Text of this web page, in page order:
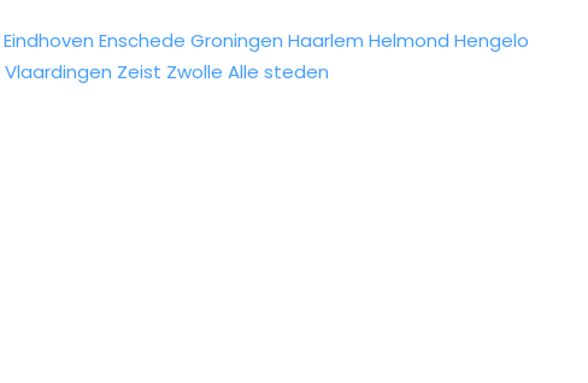
Eindhoven Enschede Groningen Haarlem Helmond Hengelo
Vlaardingen Zeist Zwolle Alle steden